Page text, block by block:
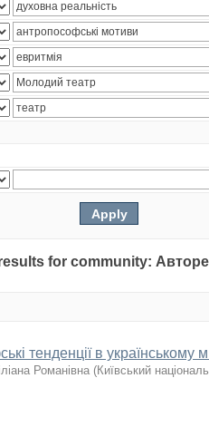
for community:
тенденції в українському
Романівна (Київський